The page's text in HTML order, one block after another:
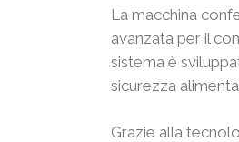
La macchina
avanzata per il
sistema è
sicurezza
Grazie alla